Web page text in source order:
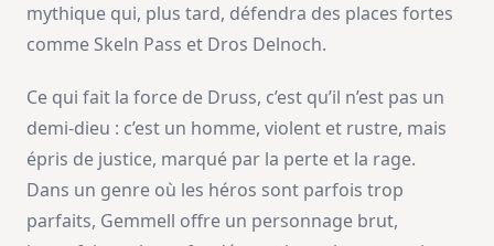
mythique qui, plus tard, défendra des places fortes
comme Skeln Pass et Dros Delnoch.
Ce qui fait la force de Druss, c’est qu’il n’est pas un
demi-dieu : c’est un homme, violent et rustre, mais
épris de justice, marqué par la perte et la rage.
Dans un genre où les héros sont parfois trop
parfaits, Gemmell offre un personnage brut,